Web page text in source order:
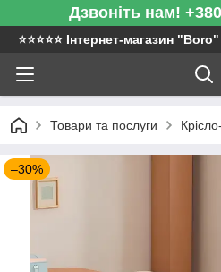
Дзвоніть нам!
⭐️⭐️⭐️⭐️⭐️ Інтернет-магазин "Boro"
Товари та послуги
–30%